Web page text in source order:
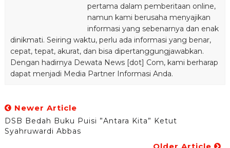
pertama dalam pemberitaan online,
namun kami berusaha menyajikan
informasi yang sebenarnya dan enak
dinikmati. Seiring waktu, perlu ada informasi yang benar,
cepat, tepat, akurat, dan bisa dipertanggungjawabkan.
Dengan hadirnya Dewata News [dot] Com, kami berharap
dapat menjadi Media Partner Informasi Anda.
Newer Article
DSB Bedah Buku Puisi ”Antara Kita” Ketut
Syahruwardi Abbas
Older Article